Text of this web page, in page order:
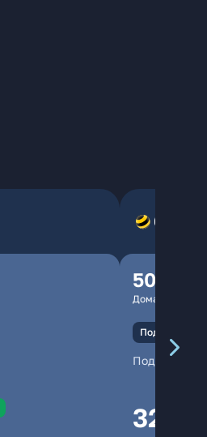
500
Домашний
Подключение
325